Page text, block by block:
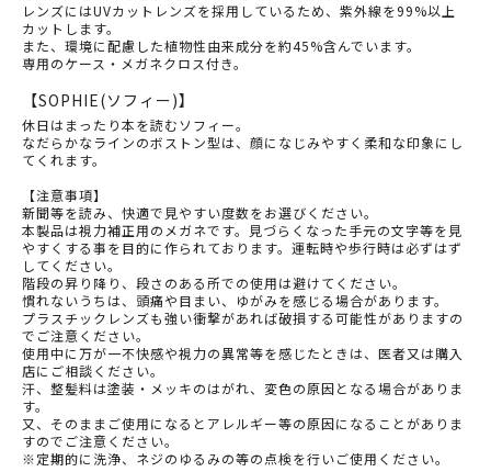
レンズにはUVカットレンズを採用しているため、紫外線を99%以上
カットします。
また、環境に配慮した植物性由来成分を約45%含んでいます。
専用のケース・メガネクロス付き。
【SOPHIE(ソフィー)】
休日はまったり本を読むソフィー。
なだらかなラインのボストン型は、顔になじみやすく柔和な印象にし
てくれます。
【注意事項】
新聞等を読み、快適で見やすい度数をお選びください。
本製品は視力補正用のメガネです。見づらくなった手元の文字等を見
やすくする事を目的に作られております。運転時や歩行時は必ずはず
してください。
階段の昇り降り、段さのある所での使用は避けてください。
慣れないうちは、頭痛や目まい、ゆがみを感じる場合があります。
プラスチックレンズも強い衝撃があれば破損する可能性がありますの
でご注意ください。
使用中に万が一不快感や視力の異常等を感じたときは、医者又は購入
店にご相談ください。
汗、整髪料は塗装・メッキのはがれ、変色の原因となる場合がありま
す。
又、そのままご使用になるとアレルギー等の原因になることがありま
すのでご注意ください。
※定期的に洗浄、ネジのゆるみの等の点検を行いご使用ください。